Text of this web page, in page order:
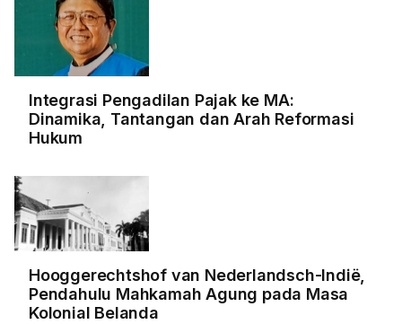
Integrasi Pengadilan Pajak ke MA:
Dinamika, Tantangan dan Arah Reformasi
Hukum
Hooggerechtshof van Nederlandsch-Indië,
Pendahulu Mahkamah Agung pada Masa
Kolonial Belanda